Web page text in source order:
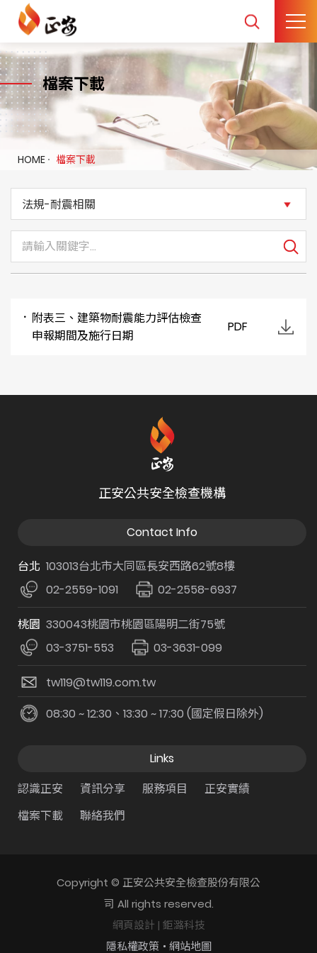
檔案下載
HOME 檔案下載
法規-耐震相關
附表三、建築物耐震能力評估檢查
申報期間及施行日期
PDF
正安公共安全檢查機構
Contact Info
台北 103013台北市大同區長安西路62號8樓
02-2559-1091
02-2558-6937
桃園 330043桃園市桃園區陽明二街75號
03-3751-553
03-3631-099
tw119@tw119.com.tw
08:30 ~ 12:30、13:30 ~ 17:30 (國定假日除外)
Links
認識正安
資訊分享 服務項目
正安實績
檔案下載
聯絡我們
Copyright © 正安公共安全檢查股份有限公
司 All rights reserved.
網頁設計 | 鉅潞科技
隱私權政策
網站地圖